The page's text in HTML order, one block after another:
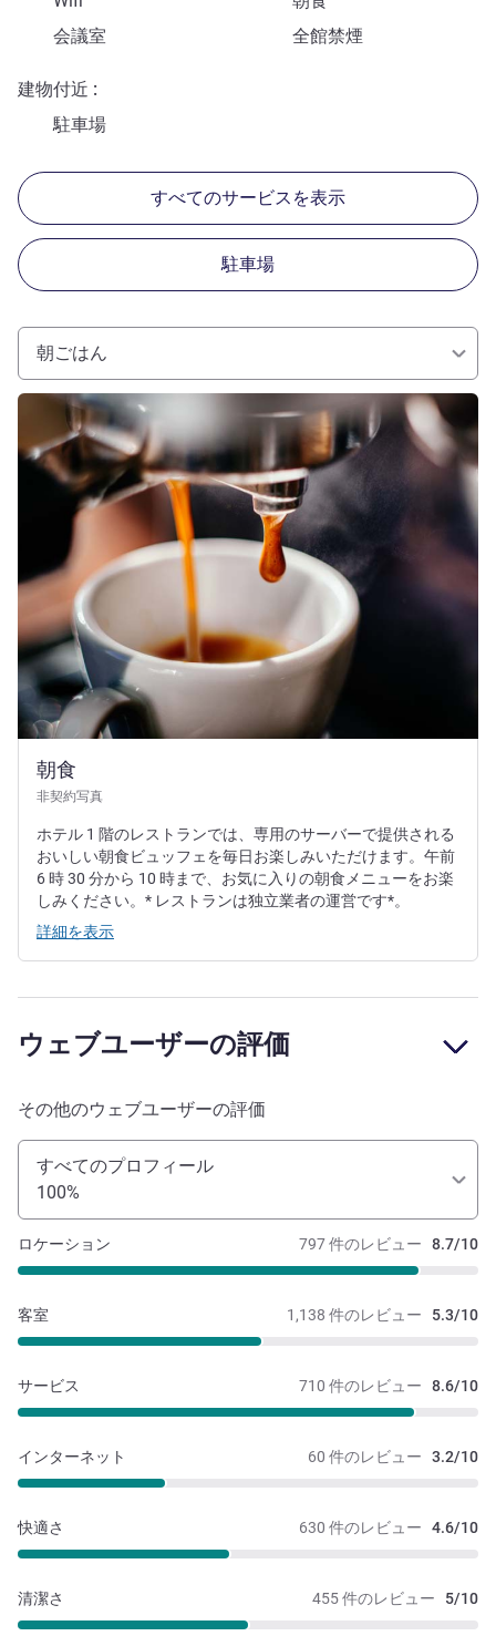
会議室
全館禁煙
建物付近
駐車場
すべてのサービスを表示
駐車場
朝ごはん
朝食
非契約写真
詳細を表示
ホテル 1 階のレストランでは、専用のサーバーで提供される
おいしい朝食ビュッフェを毎日お楽しみいただけます。午前
6 時 30 分から 10 時まで、お気に入りの朝食メニューをお楽
しみください。* レストランは独立業者の運営です*。
詳細を表示
ウェブユーザーの評価
その他のウェブユーザーの評価
すべてのプロフィール
100%
797 件のレビュー 8.7/10
ロケーション
1,138 件のレビュー 5.3/10
客室
710 件のレビュー 8.6/10
サービス
60 件のレビュー 3.2/10
インターネット
630 件のレビュー 4.6/10
快適さ
455 件のレビュー 5/10
清潔さ